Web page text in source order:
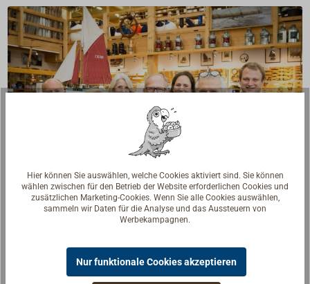
Fragen zum Artikel?
Seglerinnen. Wir verstehen Ihre Fragen und geben die
passende Antwort.
Hier können Sie auswählen, welche Cookies aktiviert sind. Sie können
wählen zwischen für den Betrieb der Website erforderlichen Cookies und
zusätzlichen Marketing-Cookies. Wenn Sie alle Cookies auswählen,
sammeln wir Daten für die Analyse und das Aussteuern von
Werbekampagnen.
Nur funktionale Cookies akzeptieren